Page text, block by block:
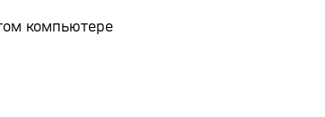
компьютере